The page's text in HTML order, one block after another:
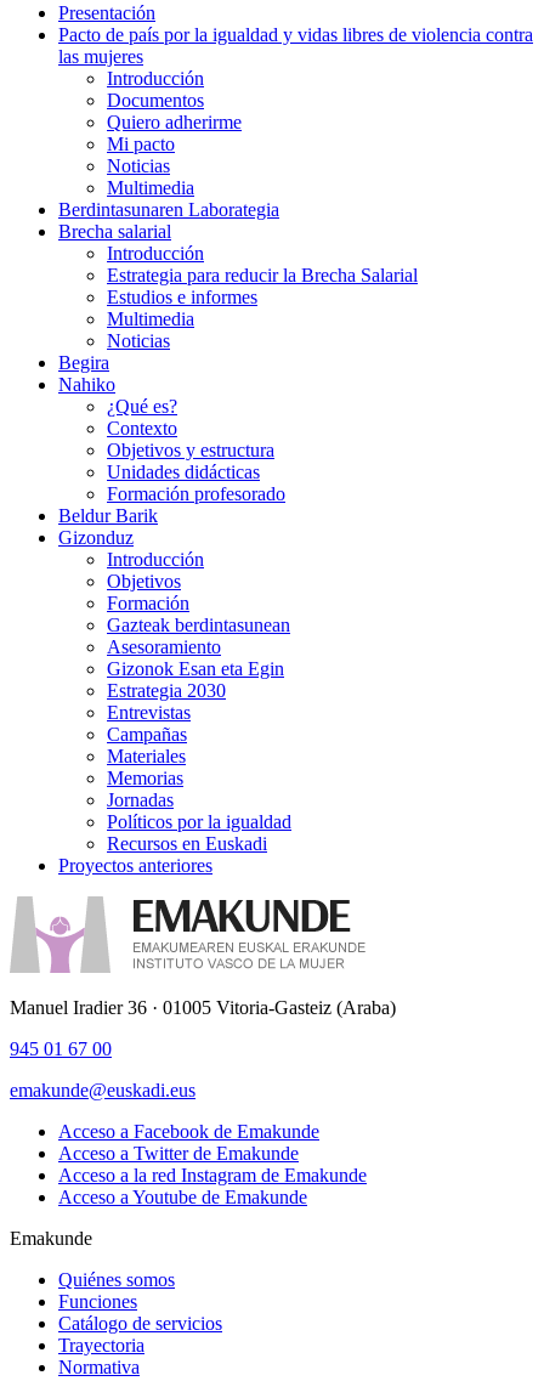
Presentación
Pacto de país por la igualdad y vidas libres de violencia contra
las mujeres
Introducción
Documentos
Quiero adherirme
Mi pacto
Noticias
Multimedia
Berdintasunaren Laborategia
Brecha salarial
Introducción
Estrategia para reducir la Brecha Salarial
Estudios e informes
Multimedia
Noticias
Begira
Nahiko
¿Qué es?
Contexto
Objetivos y estructura
Unidades didácticas
Formación profesorado
Beldur Barik
Gizonduz
Introducción
Objetivos
Formación
Gazteak berdintasunean
Asesoramiento
Gizonok Esan eta Egin
Estrategia 2030
Entrevistas
Campañas
Materiales
Memorias
Jornadas
Políticos por la igualdad
Recursos en Euskadi
Proyectos anteriores
Manuel Iradier 36 · 01005 Vitoria-Gasteiz (Araba)
945 01 67 00
emakunde@euskadi.eus
Acceso a Facebook de Emakunde
Acceso a Twitter de Emakunde
Acceso a la red Instagram de Emakunde
Acceso a Youtube de Emakunde
Emakunde
Quiénes somos
Funciones
Catálogo de servicios
Trayectoria
Normativa